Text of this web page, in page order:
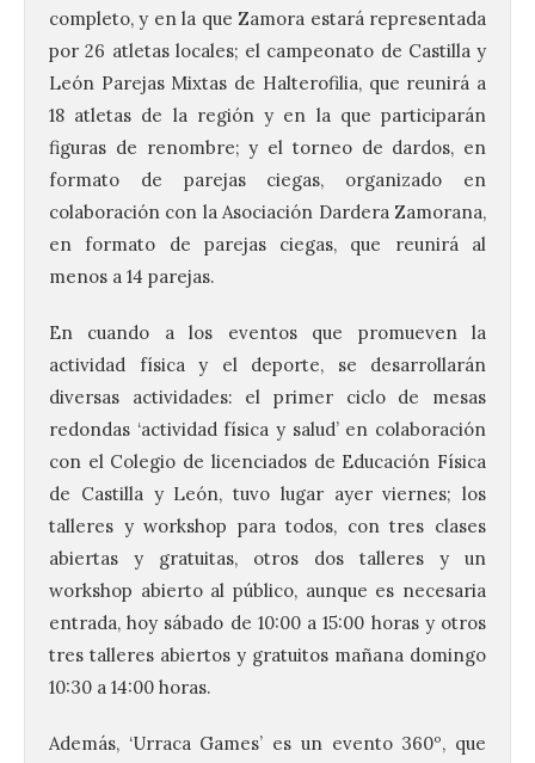
completo, y en la que Zamora estará representada
por 26 atletas locales; el campeonato de Castilla y
León Parejas Mixtas de Halterofilia, que reunirá a
18 atletas de la región y en la que participarán
figuras de renombre; y el torneo de dardos, en
formato de parejas ciegas, organizado en
colaboración con la Asociación Dardera Zamorana,
en formato de parejas ciegas, que reunirá al
menos a 14 parejas.
En cuando a los eventos que promueven la
actividad física y el deporte, se desarrollarán
diversas actividades: el primer ciclo de mesas
redondas ‘actividad física y salud’ en colaboración
con el Colegio de licenciados de Educación Física
de Castilla y León, tuvo lugar ayer viernes; los
talleres y workshop para todos, con tres clases
abiertas y gratuitas, otros dos talleres y un
workshop abierto al público, aunque es necesaria
entrada, hoy sábado de 10:00 a 15:00 horas y otros
tres talleres abiertos y gratuitos mañana domingo
10:30 a 14:00 horas.
Además, ‘Urraca Games’ es un evento 360º, que